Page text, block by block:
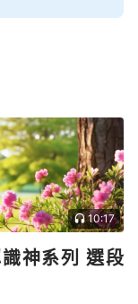
10:17
神系列 選段